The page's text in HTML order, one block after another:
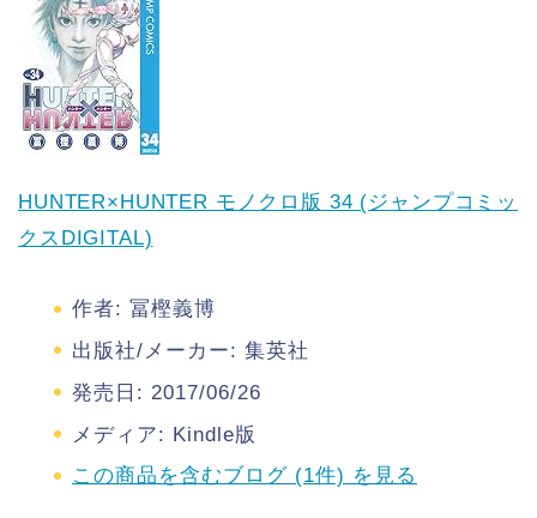
HUNTER×HUNTER モノクロ版 34 (ジャンプコミッ
クスDIGITAL)
作者: 冨樫義博
出版社/メーカー: 集英社
発売日: 2017/06/26
メディア: Kindle版
この商品を含むブログ (1件) を見る